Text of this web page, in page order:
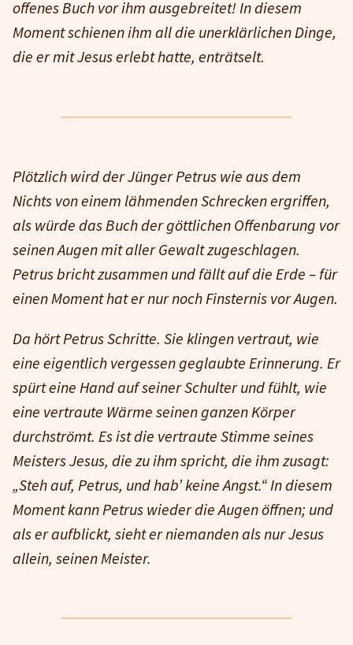
offenes Buch vor ihm ausgebreitet! In diesem
Moment schienen ihm all die unerklärlichen Dinge,
die er mit Jesus erlebt hatte, enträtselt.
Plötzlich wird der Jünger Petrus wie aus dem
Nichts von einem lähmenden Schrecken ergriffen,
als würde das Buch der göttlichen Offenbarung vor
seinen Augen mit aller Gewalt zugeschlagen.
Petrus bricht zusammen und fällt auf die Erde – für
einen Moment hat er nur noch Finsternis vor Augen.
Da hört Petrus Schritte. Sie klingen vertraut, wie
eine eigentlich vergessen geglaubte Erinnerung. Er
spürt eine Hand auf seiner Schulter und fühlt, wie
eine vertraute Wärme seinen ganzen Körper
durchströmt. Es ist die vertraute Stimme seines
Meisters Jesus, die zu ihm spricht, die ihm zusagt:
„Steh auf, Petrus, und hab’ keine Angst.“ In diesem
Moment kann Petrus wieder die Augen öffnen; und
als er aufblickt, sieht er niemanden als nur Jesus
allein, seinen Meister.